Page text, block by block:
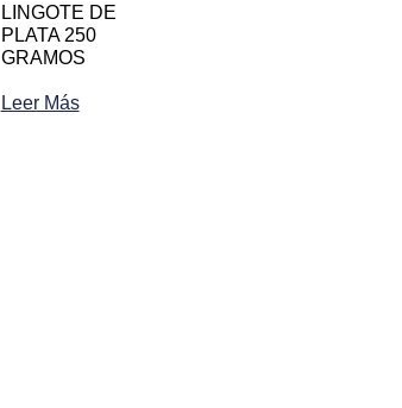
LINGOTE DE
PLATA 250
GRAMOS
Leer Más